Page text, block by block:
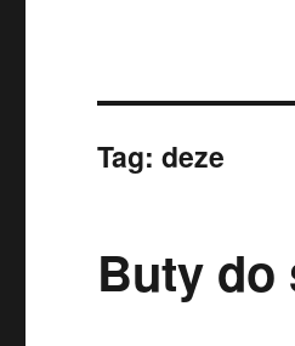
Tag:deze
Buty do